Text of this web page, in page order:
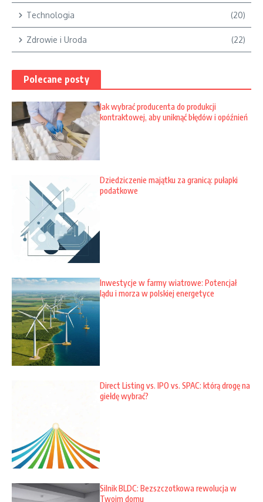
Technologia (20)
Zdrowie i Uroda (22)
Polecane posty
Jak wybrać producenta do produkcji
kontraktowej, aby uniknąć błędów i opóźnień
Dziedziczenie majątku za granicą: pułapki
podatkowe
Inwestycje w farmy wiatrowe: Potencjał
lądu i morza w polskiej energetyce
Direct Listing vs. IPO vs. SPAC: którą drogę na
giełdę wybrać?
Silnik BLDC: Bezszczotkowa rewolucja w
Twoim domu